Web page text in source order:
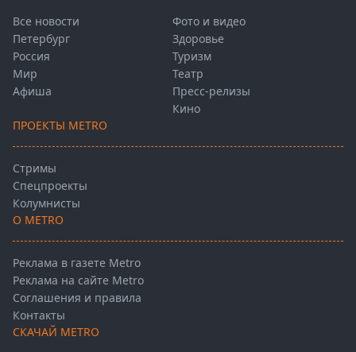
Все новости
Петербург
Россия
Мир
Афиша
Фото и видео
Здоровье
Туризм
Театр
Пресс-релизы
Кино
ПРОЕКТЫ METRO
Стримы
Спецпроекты
Колумнисты
О METRO
Реклама в газете Metro
Реклама на сайте Metro
Соглашения и правила
Контакты
СКАЧАЙ METRO